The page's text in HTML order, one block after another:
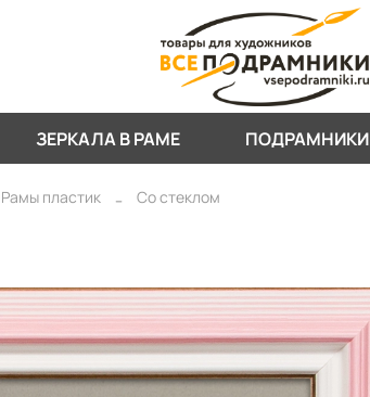
ЗЕРКАЛА В РАМЕ ПОДРАМНИКИ
Рамы пластик Со стеклом